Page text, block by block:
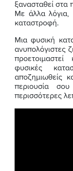
ξανασταθεί στα
Με άλλα λόγια,
καταστροφή.
Μια φυσική
ανυπολόγιστες
φυσικές
αποζημιωθείς
περιουσία
περισσότερες